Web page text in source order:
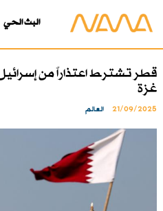
البث الحي
قطر تشترط اعتذاراً من
غزة
21/09/2025 العالم